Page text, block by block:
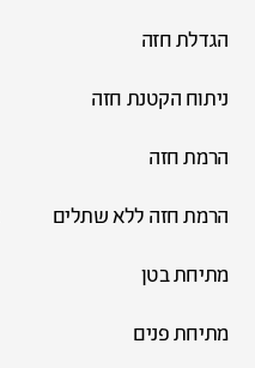
הגדלת חזה
ניתוח הקטנת חזה
הרמת חזה
הרמת חזה ללא שתלים
מתיחת בטן
מתיחת פנים